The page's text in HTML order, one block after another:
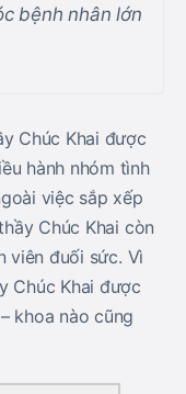
bệnh nhân lớn
Chúc Khai được
hành nhóm tình
việc sắp xếp
Chúc Khai còn
viên đuối sức. Vì
Chúc Khai được
khoa nào cũng